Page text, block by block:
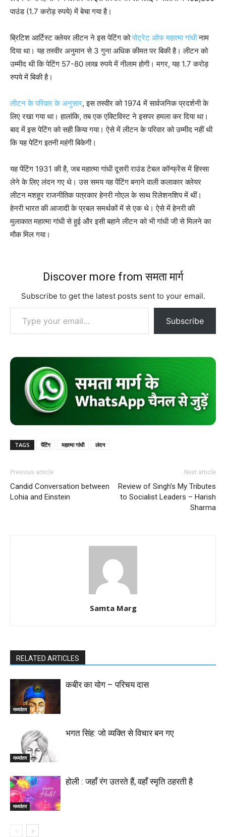
पाउंड (1.7 करोड़ रुपये) में बेचा गया है।
ब्रिटिश आर्टिस्ट क्लेयर लीटन ने इस पेटिंग कोपोट्रेट ऑफ महात्मा गांधीनाम
दिया था। यह तस्वीर अनुमान से 3 गुना अधिक कीमत पर बिकी है। लीटन को
उम्मीद थी कि पेटिंग 57-80 लाख रुपये में नीलाम होगी। मगर, यह 1.7 करोड़
रुपये में बिकी है।
लीटन के परिवार के अनुसार, इस तस्वीर को 1974 में सार्वजनिक प्रदर्शनी के
लिए रखा गया था। हालांकि, तब एक एक्टिविस्ट ने इसपर हमला कर दिया था।
बाद में इस पेटिंग को सही किया गया। ऐसे में लीटन के परिवार को उम्मीद नहीं थी
कि यह पेटिंग इतनी महंगी बिकेगी।
यह पेंटिंग 1931 की है, जब महात्मा गांधी दूसरी राउंड टेबल कॉन्फ्रेंस में हिस्सा
लेने के लिए लंदन गए थे। उस समय यह पेंटिंग बनाने वाली कलाकार क्लेयर
लीटन मशहूर राजनीतिक पत्रकार हेनरी नोएल के साथ रिलेशनशिप में थीं।
हेनरी भारत की आजादी के प्रबल समर्थकों में से एक थे। ऐसे में हेनरी की
मुलाकात महात्मा गांधी से हुई और इसी बहाने लीटन को भी गांधी जी से मिलने का
मौक मिल गया।
Discover more from समता मार्ग
Subscribe to get the latest posts sent to your email.
Type your email…
Subscribe
TAGS पेंटिंग महात्मा गांधी लंदन
Previous article
Candid Conversation between
Lohia and Einstein
Next article
Review of Singh’s My Tributes
to Socialist Leaders – Harish
Sharma
Samta Marg
RELATED ARTICLES
मध्यांतर
कबीर का योग – परिचय दास
मध्यांतर
भगत सिंह: जो व्यक्ति से विचार बन गए
मध्यांतर
होली : जहाँ रंग उतरते हैं, वहाँ स्मृति ठहरती है